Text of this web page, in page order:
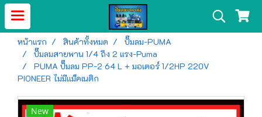
หน้าแรก สินค้าทั้งหมด
ปั๊มลม-PUMA
ปั๊มลมสายพาน 1/4 ถึง 2 แรง-Puma
PUMA ปั๊มลม PP-2 64 L + มอเตอร์ 1/2HP 220V
PIONEER ไม่มีเเม็คเนติก
New